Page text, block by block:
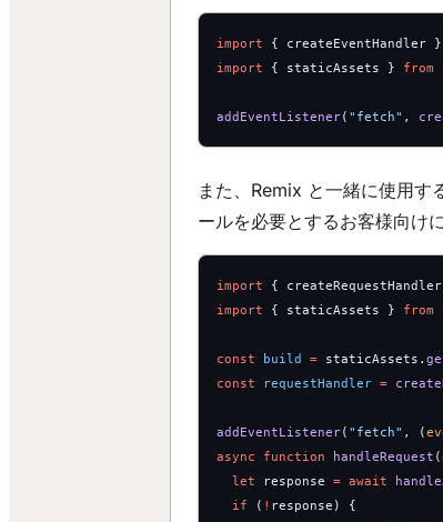
import { createEventHandler }
import { staticAssets } from
addEventListener( "fetch" ,
また、Remix と一緒に使用す
ールを必要とするお客様向け
import {
import { staticAssets } from
const build = staticAssets.
const requestHandler =
addEventListener( "fetch" , (
async function handleRequest (
  let
response = await
  if
( ! response) {